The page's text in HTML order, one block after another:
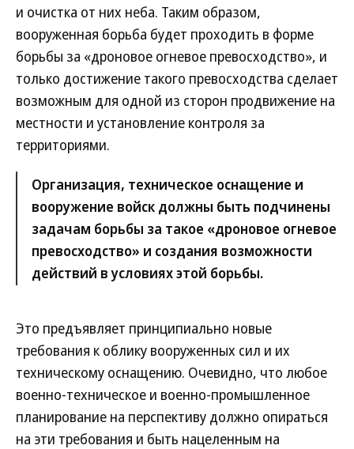
и очистка от них неба. Таким образом,
вооруженная борьба будет проходить в форме
борьбы за «дроновое огневое превосходство», и
только достижение такого превосходства сделает
возможным для одной из сторон продвижение на
местности и установление контроля за
территориями.
Организация, техническое оснащение и
вооружение войск должны быть подчинены
задачам борьбы за такое «дроновое огневое
превосходство» и создания возможности
действий в условиях этой борьбы.
Это предъявляет принципиально новые
требования к облику вооруженных сил и их
техническому оснащению. Очевидно, что любое
военно-техническое и военно-промышленное
планирование на перспективу должно опираться
на эти требования и быть нацеленным на